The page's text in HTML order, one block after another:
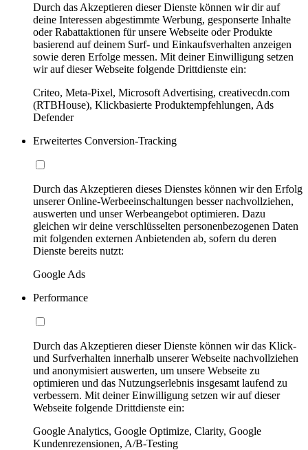
Durch das Akzeptieren dieser Dienste können wir dir auf
deine Interessen abgestimmte Werbung, gesponserte Inhalte
oder Rabattaktionen für unsere Webseite oder Produkte
basierend auf deinem Surf- und Einkaufsverhalten anzeigen
sowie deren Erfolge messen. Mit deiner Einwilligung setzen
wir auf dieser Webseite folgende Drittdienste ein:
Criteo, Meta-Pixel, Microsoft Advertising, creativecdn.com
(RTBHouse), Klickbasierte Produktempfehlungen, Ads
Defender
Erweitertes Conversion-Tracking
Durch das Akzeptieren dieses Dienstes können wir den Erfolg
unserer Online-Werbeeinschaltungen besser nachvollziehen,
auswerten und unser Werbeangebot optimieren. Dazu
gleichen wir deine verschlüsselten personenbezogenen Daten
mit folgenden externen Anbietenden ab, sofern du deren
Dienste bereits nutzt:
Google Ads
Performance
Durch das Akzeptieren dieser Dienste können wir das Klick-
und Surfverhalten innerhalb unserer Webseite nachvollziehen
und anonymisiert auswerten, um unsere Webseite zu
optimieren und das Nutzungserlebnis insgesamt laufend zu
verbessern. Mit deiner Einwilligung setzen wir auf dieser
Webseite folgende Drittdienste ein:
Google Analytics, Google Optimize, Clarity, Google
Kundenrezensionen, A/B-Testing